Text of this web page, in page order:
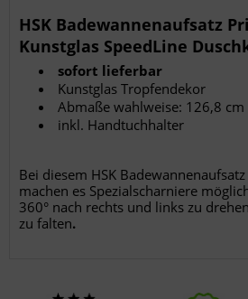
HSK Badewannenaufsatz
Kunstglas SpeedLine
sofort lieferbar
Kunstglas Tropfendekor
Abmaße wahlweise: 126,8
inkl. Handtuchhalter
Bei diesem HSK
machen es Spezialscharniere
360° nach rechts und links zu
zu falten.